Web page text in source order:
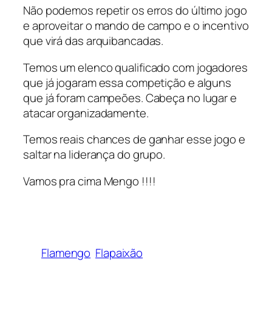
Não podemos repetir os erros do último jogo
e aproveitar o mando de campo e o incentivo
que virá das arquibancadas.
Temos um elenco qualificado com jogadores
que já jogaram essa competição e alguns
que já foram campeões. Cabeça no lugar e
atacar organizadamente.
Temos reais chances de ganhar esse jogo e
saltar na liderança do grupo.
Vamos pra cima Mengo !!!!
Flamengo Flapaixão